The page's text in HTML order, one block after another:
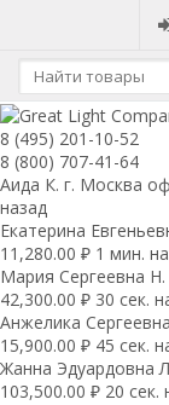
8 (495) 201-10-52
8 (800) 707-41-64
Аида К. г. Москва
назад
Екатерина
11,280.00 ₽ 1 мин.
Мария Сергеевна
42,300.00 ₽ 30 сек.
Анжелика
15,900.00 ₽ 45 сек.
Жанна Эдуардовна
103,500.00 ₽ 20 сек.